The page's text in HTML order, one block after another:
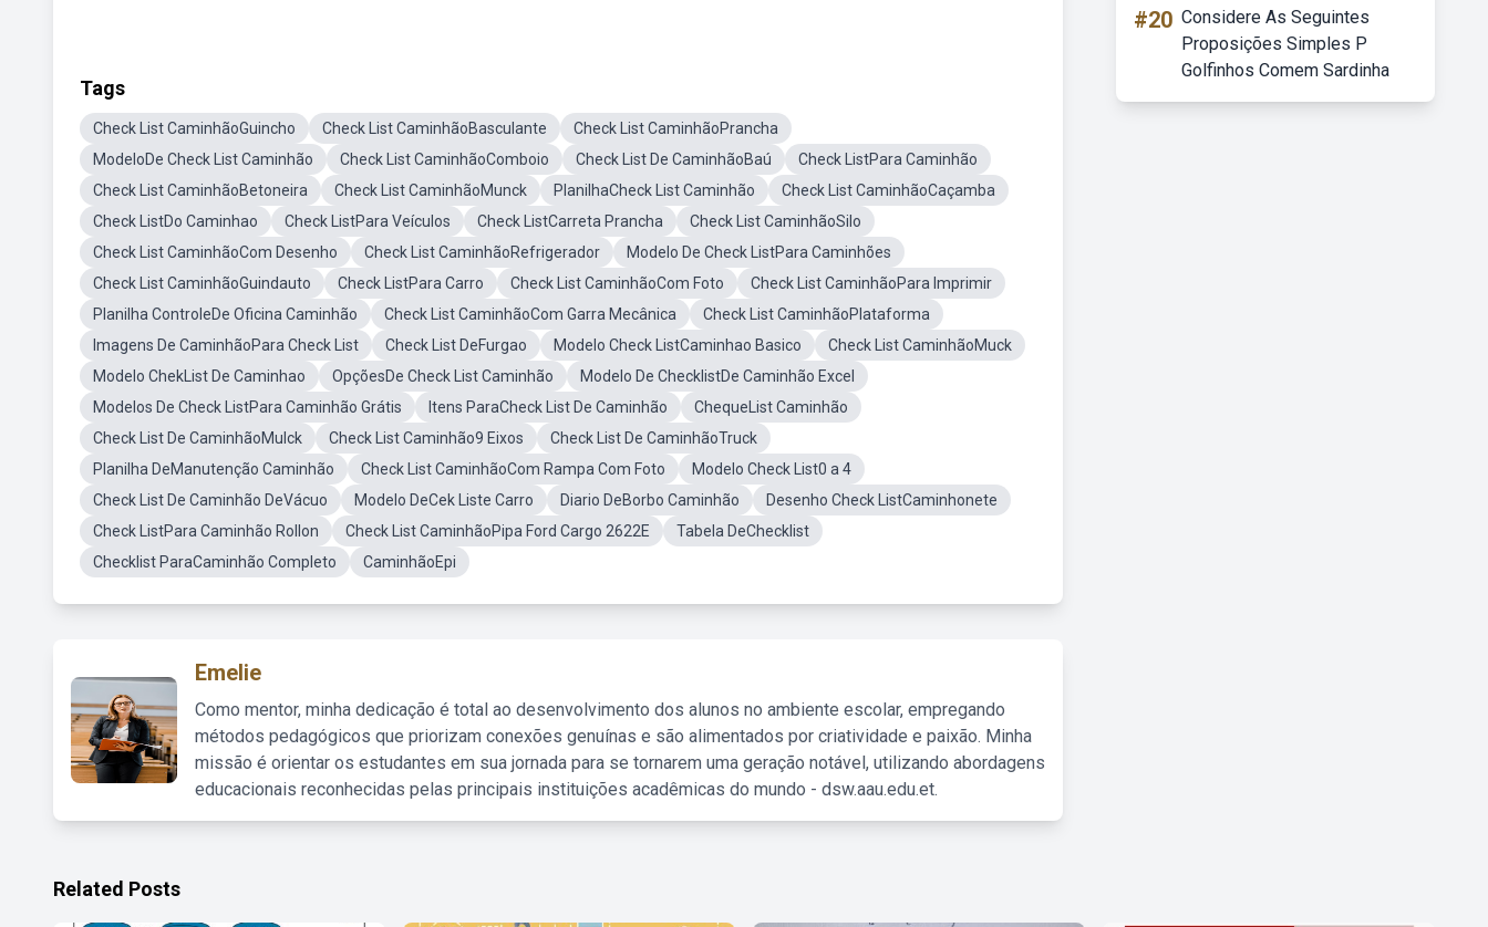
Tags
Check List CaminhãoGuincho Check List CaminhãoBasculante
Check List CaminhãoPrancha
ModeloDe Check List Caminhão
Check List CaminhãoComboio Check List De CaminhãoBaú
Check ListPara Caminhão
Check List CaminhãoBetoneira
Check List CaminhãoMunck PlanilhaCheck List Caminhão
Check List CaminhãoCaçamba
Check ListDo Caminhao
Check ListPara Veículos Check ListCarreta Prancha
Check List CaminhãoSilo
Check List CaminhãoCom Desenho
Check List CaminhãoRefrigerador
Modelo De Check ListPara Caminhões
Check List CaminhãoGuindauto
Check ListPara Carro Check List CaminhãoCom Foto
Check List CaminhãoPara Imprimir
Planilha ControleDe Oficina Caminhão
Check List CaminhãoCom Garra Mecânica
Check List CaminhãoPlataforma
Imagens De CaminhãoPara Check List
Check List DeFurgao Modelo Check ListCaminhao Basico
Check List CaminhãoMuck
Modelo ChekList De Caminhao
OpçõesDe Check List Caminhão
Modelo De ChecklistDe Caminhão Excel
Modelos De Check ListPara Caminhão Grátis
Itens ParaCheck List De Caminhão
ChequeList Caminhão
Check List De CaminhãoMulck
Check List Caminhão9 Eixos
Check List De CaminhãoTruck
Planilha DeManutenção Caminhão
Check List CaminhãoCom Rampa Com Foto
Modelo Check List0 a 4
Check List De Caminhão DeVácuo
Modelo DeCek Liste Carro Diario DeBorbo Caminhão
Desenho Check ListCaminhonete
Check ListPara Caminhão Rollon
Check List CaminhãoPipa Ford Cargo 2622E
Tabela DeChecklist
Checklist ParaCaminhão Completo
CaminhãoEpi
Emelie
Como mentor, minha dedicação é total ao desenvolvimento dos alunos no ambiente escolar, empregando
métodos pedagógicos que priorizam conexões genuínas e são alimentados por criatividade e paixão. Minha
missão é orientar os estudantes em sua jornada para se tornarem uma geração notável, utilizando abordagens
educacionais reconhecidas pelas principais instituições acadêmicas do mundo - dsw.aau.edu.et.
#20 Considere As Seguintes
Proposições Simples P
Golfinhos Comem Sardinha
Related Posts